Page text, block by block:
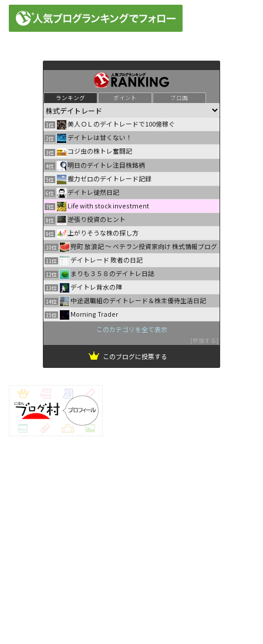
ランキング ポイント ブロ画
1位 美人ＯＬのデイトレードで100億稼ぐ
2位 デイトレは甘くない！
3位 コジ虫の株トレ奮闘記
4位 明日のデイトレ注目株銘柄
5位 握力ゼロのデイトレード記録
6位 デイトレ徒然日記
7位 Life with stock investment
8位 逆張り投資のヒント
9位 上がりそうな株の探し方
10位 兜町 放浪記 〜 ベテラン投資家向け 株式情報ブログ
11位 デイトレード 敗者の日記
12位 まりも３５８のデイトレ日誌
13位 デイトレ背水の陣
14位 中途退職組のデイトレード＆株主優待生活日記
15位
Morning Trader
このカテゴリを全て表示
参加する
このブログに投票する